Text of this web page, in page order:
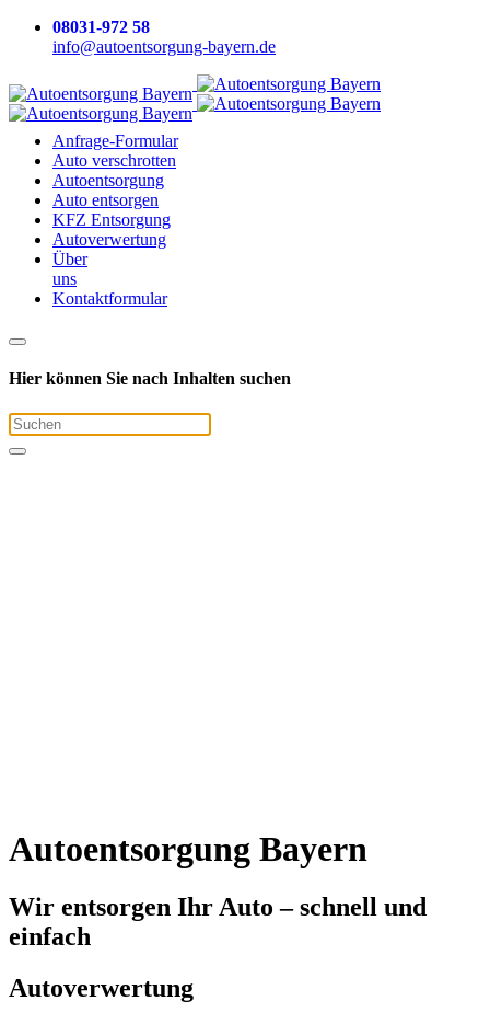
08031-972 58
info@autoentsorgung-bayern.de
Anfrage-Formular
Auto verschrotten
Auto­entsorgung
Auto entsorgen
KFZ Entsorgung
Auto­verwertung
Über
uns
Kontakt­formular
Hier können Sie nach Inhalten suchen
Autoentsorgung Bayern
Wir entsorgen Ihr Auto – schnell und
einfach
Autoverwertung